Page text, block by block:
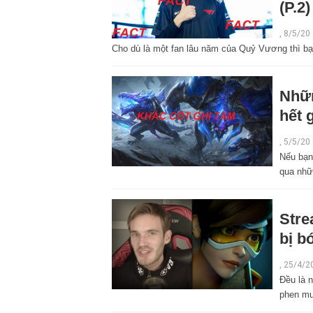
(P.2)
8/5/20
Cho dù là một fan lâu năm của Quỷ Vương thì
hết
, 5/5/20
Nếu
qua
bị
, 25/4/
Đều là
phen